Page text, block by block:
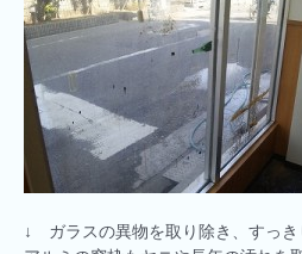
↓ ガラスの異物を取り除き、すっき